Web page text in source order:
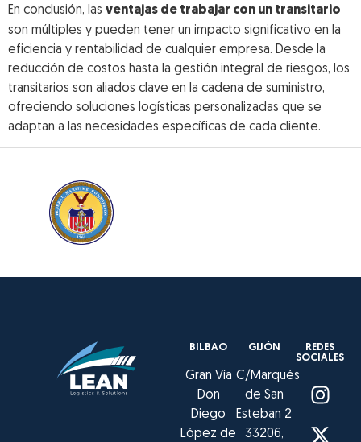
En conclusión, las ventajas de trabajar con un transitario
son múltiples y pueden tener un impacto significativo en la
eficiencia y rentabilidad de cualquier empresa. Desde la
reducción de costos hasta la gestión integral de riesgos, los
transitarios son aliados clave en la cadena de suministro,
ofreciendo soluciones logísticas personalizadas que se
adaptan a las necesidades específicas de cada cliente.
BILBAO
Gran Vía
Don
Diego
López de
GIJÓN
C/Marqués
de San
Esteban 2
33206,
REDES
SOCIALES